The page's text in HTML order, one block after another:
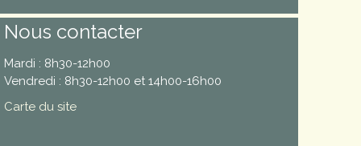
Nous contacter
Mardi : 8h30-12h00
Vendredi : 8h30-12h00 et 14h00-16h00
Carte du site